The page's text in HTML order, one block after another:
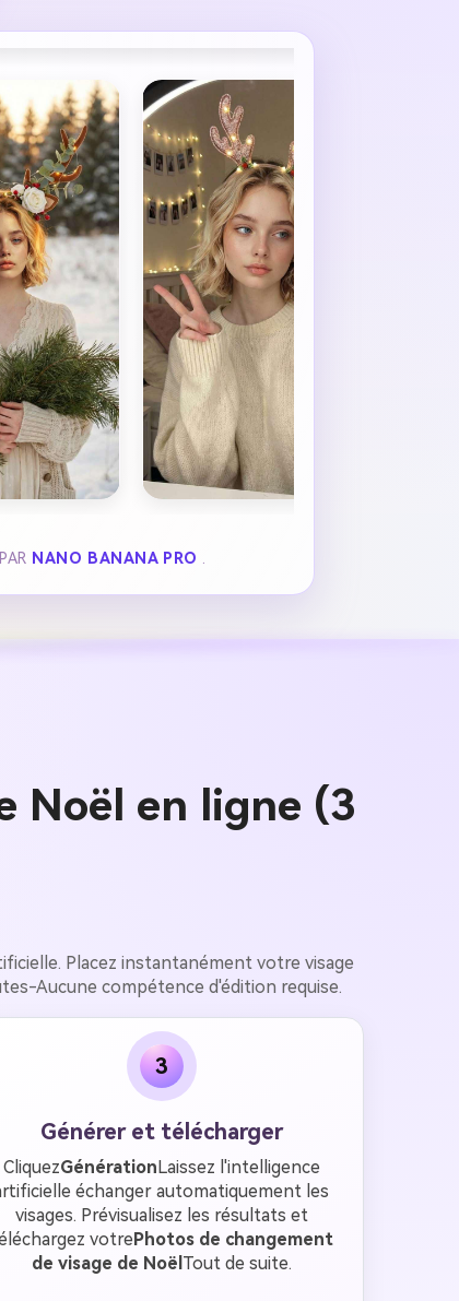
NANO BANANA PRO
Noël en ligne (3
Placez instantanément votre visage
Aucune compétence d'édition requise.
3
Générer et télécharger
CliquezGénérationLaissez l'intelligence
échanger automatiquement les
visages. Prévisualisez les résultats et
votrePhotos de changement
de visage de Noël Tout de suite.